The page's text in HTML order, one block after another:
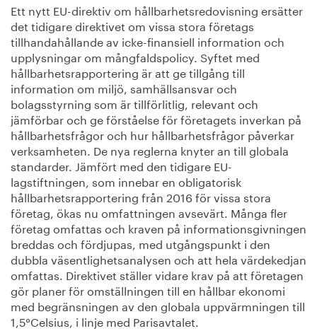
Ett nytt EU-direktiv om hållbarhetsredovisning ersätter
det tidigare direktivet om vissa stora företags
tillhandahållande av icke-finansiell information och
upplysningar om mångfaldspolicy. Syftet med
hållbarhetsrapportering är att ge tillgång till
information om miljö, samhällsansvar och
bolagsstyrning som är tillförlitlig, relevant och
jämförbar och ge förståelse för företagets inverkan på
hållbarhetsfrågor och hur hållbarhetsfrågor påverkar
verksamheten. De nya reglerna knyter an till globala
standarder. Jämfört med den tidigare EU-
lagstiftningen, som innebar en obligatorisk
hållbarhetsrapportering från 2016 för vissa stora
företag, ökas nu omfattningen avsevärt. Många fler
företag omfattas och kraven på informationsgivningen
breddas och fördjupas, med utgångspunkt i den
dubbla väsentlighetsanalysen och att hela värdekedjan
omfattas. Direktivet ställer vidare krav på att företagen
gör planer för omställningen till en hållbar ekonomi
med begränsningen av den globala uppvärmningen till
1,5°Celsius, i linje med Parisavtalet.